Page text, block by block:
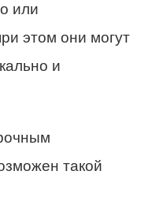
или
этом они могут
и
такой